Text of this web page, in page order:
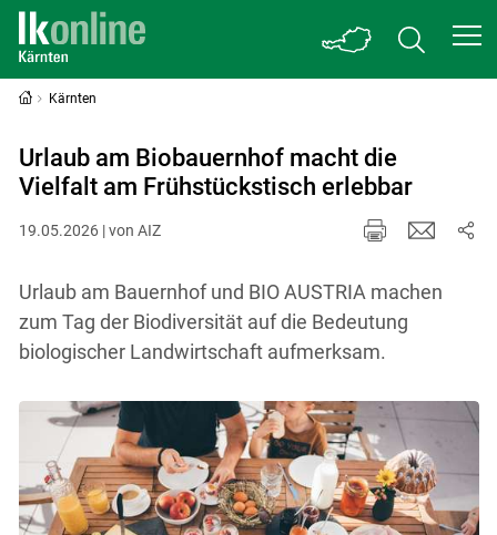
Kärnten
Urlaub am Biobauernhof macht die
Vielfalt am Frühstückstisch erlebbar
19.05.2026 | von AIZ
Urlaub am Bauernhof und BIO AUSTRIA machen
zum Tag der Biodiversität auf die Bedeutung
biologischer Landwirtschaft aufmerksam.